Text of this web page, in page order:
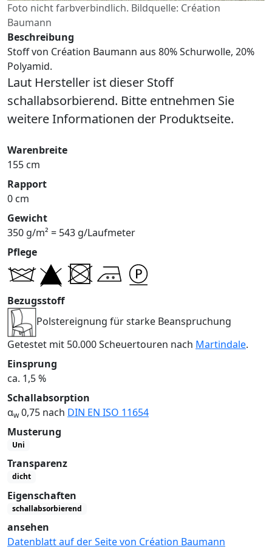
Foto nicht farbverbindlich. Bildquelle: Création
Baumann
Beschreibung
Stoff von Création Baumann aus 80% Schurwolle, 20%
Polyamid.
Laut Hersteller ist dieser Stoff
schallabsorbierend. Bitte entnehmen Sie
weitere Informationen der Produktseite.
Warenbreite
155 cm
Rapport
0 cm
Gewicht
350 g/m² = 543 g/Laufmeter
Pflege
Bezugsstoff
Polstereignung für starke Beanspruchung
Getestet mit 50.000 Scheuertouren nach Martindale.
Einsprung
ca. 1,5 %
Schallabsorption
αw0,75 nach DIN EN ISO 11654
Musterung
Uni
Transparenz
dicht
Eigenschaften
schallabsorbierend
ansehen
Datenblatt auf der Seite von Création Baumann